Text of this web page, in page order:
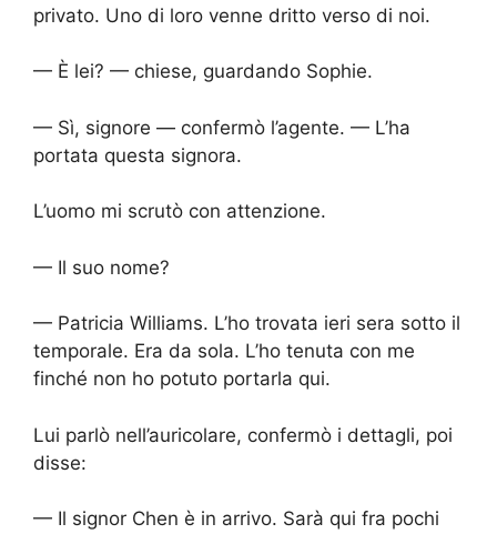
privato. Uno di loro venne dritto verso di noi.
— È lei? — chiese, guardando Sophie.
— Sì, signore — confermò l’agente. — L’ha
portata questa signora.
L’uomo mi scrutò con attenzione.
— Il suo nome?
— Patricia Williams. L’ho trovata ieri sera sotto il
temporale. Era da sola. L’ho tenuta con me
finché non ho potuto portarla qui.
Lui parlò nell’auricolare, confermò i dettagli, poi
disse:
— Il signor Chen è in arrivo. Sarà qui fra pochi